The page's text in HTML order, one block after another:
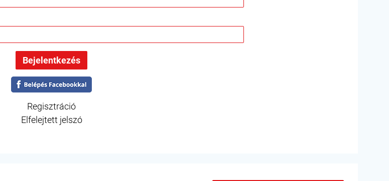
Regisztráció
Elfelejtett jelszó